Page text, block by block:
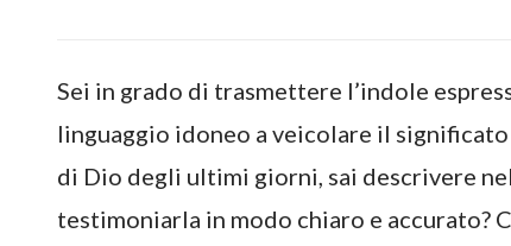
Sei in grado di trasmettere l’indole
linguaggio idoneo a veicolare il significato
di Dio degli ultimi giorni, sai descrivere
testimoniarla in modo chiaro e accurato?